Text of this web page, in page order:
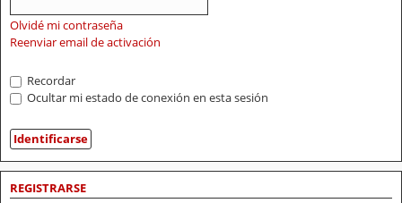
Olvidé mi contraseña
Reenviar email de activación
Recordar
Ocultar mi estado de conexión en esta sesión
REGISTRARSE